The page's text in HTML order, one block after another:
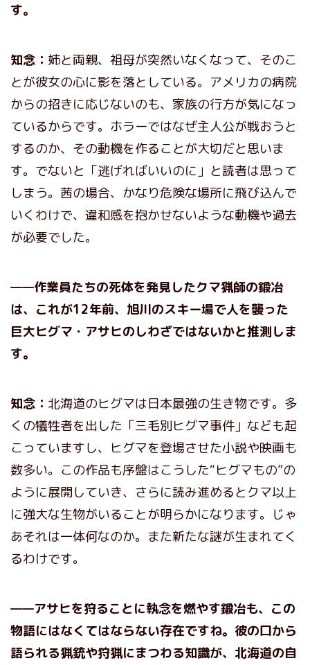
す。
知念： 姉と両親、祖母が突然いなくなって、そのこ
とが彼女の心に影を落としている。アメリカの病院
からの招きに応じないのも、家族の行方が気になっ
ているからです。ホラーではなぜ主人公が戦おうと
するのか、その動機を作ることが大切だと思いま
す。でないと「逃げればいいのに」と読者は思って
しまう。茜の場合、かなり危険な場所に飛び込んで
いくわけで、違和感を抱かせないような動機や過去
が必要でした。
——作業員たちの死体を発見したクマ猟師の鍛冶
は、これが12年前、旭川のスキー場で人を襲った
巨大ヒグマ・アサヒのしわざではないかと推測しま
す。
知念： 北海道のヒグマは日本最強の生き物です。多
くの犠牲者を出した「三毛別ヒグマ事件」なども起
こっていますし、ヒグマを登場させた小説や映画も
数多い。この作品も序盤はこうした“ヒグマもの”の
ように展開していき、さらに読み進めるとクマ以上
に強大な生物がいることが明らかになります。じゃ
あそれは一体何なのか。また新たな謎が生まれてく
るわけです。
——アサヒを狩ることに執念を燃やす鍛冶も、この
物語にはなくてはならない存在ですね。彼の口から
語られる猟銃や狩猟にまつわる知識が、北海道の自